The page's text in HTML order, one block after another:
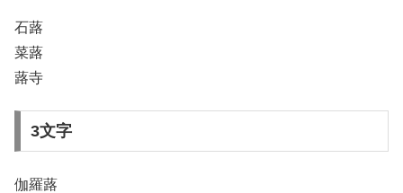
石蕗
菜蕗
蕗寺
3文字
伽羅蕗